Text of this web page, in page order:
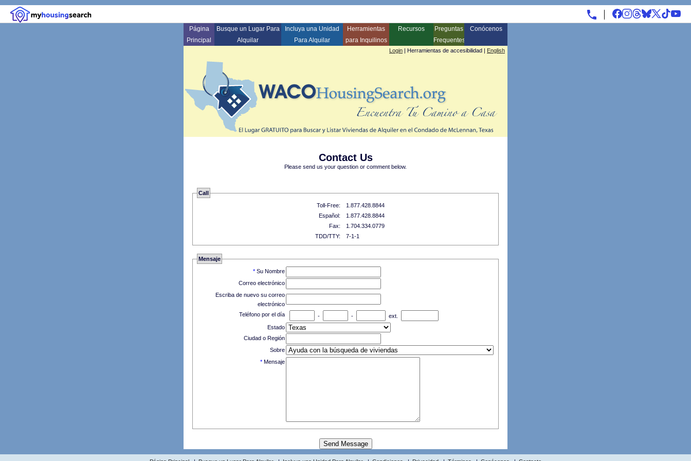
Página
Principal
Busque un Lugar Para
Alquilar
Incluya una Unidad
Para Alquilar
Herramientas
para Inquilinos
Recursos
Preguntas
Frequentes
Conócenos
Login | Herramientas de accesibilidad | English
Contact Us
Please send us your question or comment below.
Call
1.877.428.8844
1.877.428.8844
1.704.334.0779
7-1-1
Mensaje
* Su Nombre
Correo electrónico
Escriba de nuevo su correo
electrónico
Teléfono por el día
- -
ext.
Estado
Ciudad o Región
Sobre
* Mensaje